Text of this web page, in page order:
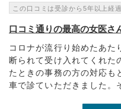
この口コミは受診から5年以上経
口コミ通りの最高の女医さ
コロナが流行り始めたあた
断られて受け入れてくれた
たときの事務の方の対応も
車で診ていただきました。